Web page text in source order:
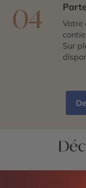
04
Votre
Sur